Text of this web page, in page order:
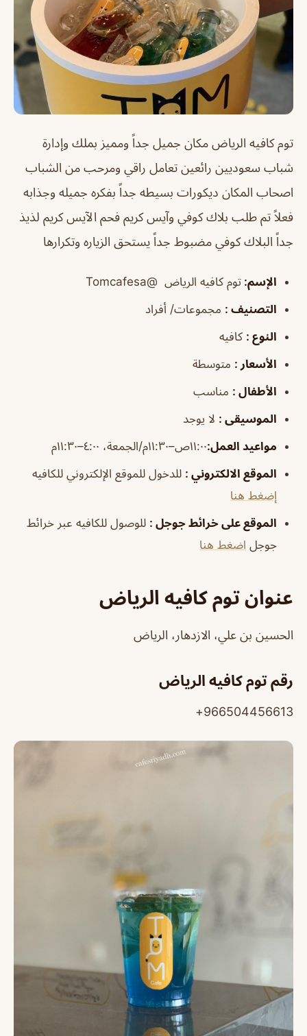
توم كافيه الرياض مكان جميل جداً ومميز بملك وإدارة
شباب سعوديين رائعين تعامل راقي ومرحب من الشباب
اصحاب المكان ديكورات بسيطه جداً بفكره جميله وجذابه
فعلاً تم طلب بلاك كوفي وآيس كريم فحم الآيس كريم لذيذ
جداً البلاك كوفي مضبوط جداً يستحق الزياره وتكرارها
الإسم: توم كافيه الرياض @Tomcafesa
التصنيف : مجموعات/ أفراد
النوع : كافيه
الأسعار : متوسطة
الأطفال : مناسب
الموسيقى : لا يوجد
مواعيد العمل:١١:٠٠ص–١١:٣٠م/الجمعة، ٤:٠٠–١١:٣٠م
الموقع الالكتروني : للدخول للموقع الإلكتروني للكافيه
إضغط هنا
الموقع على خرائط جوجل : للوصول للكافيه عبر خرائط
جوجل اضغط هنا
عنوان توم كافيه الرياض
الحسين بن علي، الازدهار، الرياض
رقم توم كافيه الرياض
966504456613+